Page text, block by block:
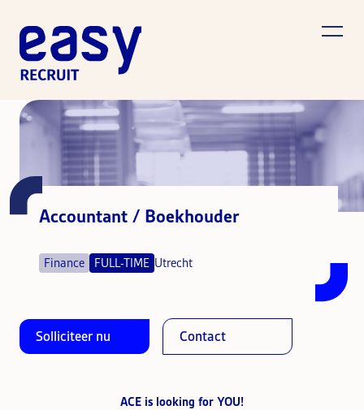
Accountant / Boekhouder
Finance FULL-TIME Utrecht
Solliciteer nu Contact
ACE is looking for YOU!